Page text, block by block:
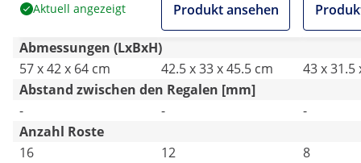
Aktuell angezeigt Produkt ansehen
Abmessungen (LxBxH)
57 x 42 x 64 cm
42.5 x 33 x 45.5 cm
43 x 31.5
Abstand zwischen den Regalen [mm]
-
-
-
Anzahl Roste
16
12
8